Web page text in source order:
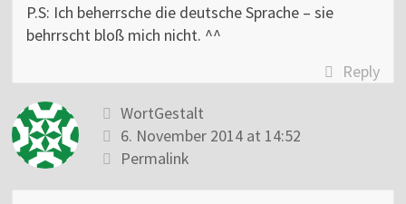
P.S: Ich beherrsche die deutsche Sprache – sie
behrrscht bloß mich nicht. ^^
Reply
WortGestalt
6. November 2014 at 14:52
Permalink